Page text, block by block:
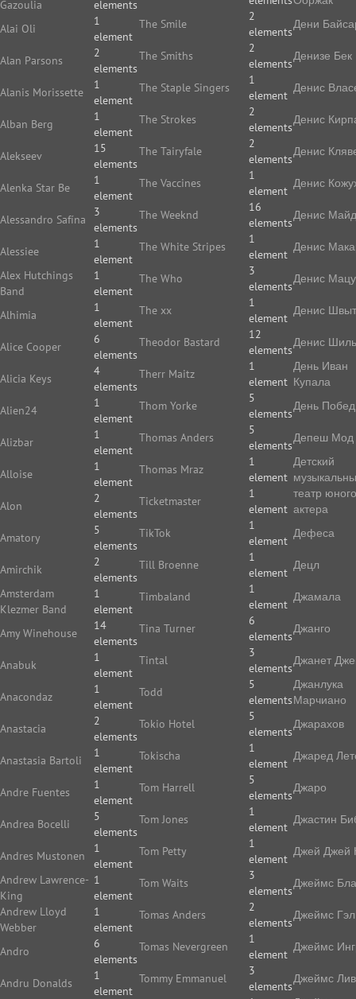
Gazoulia
elements
Alai Oli
1
element
Alan Parsons
2
elements
Alanis Morissette
1
element
Alban Berg
1
element
Alekseev
15
elements
Alenka Star Be
1
element
Alessandro Safína
3
elements
Alessiee
1
element
Alex Hutchings
Band
1
element
Alhimia
1
element
Alice Cooper
6
elements
Alicia Keys
4
elements
Alien24
1
element
Alizbar
1
element
Alloise
1
element
Alon
2
elements
Amatory
5
elements
Amirchik
2
elements
Amsterdam
Klezmer Band
1
element
Amy Winehouse
14
elements
Anabuk
1
element
Anacondaz
1
element
Anastacia
2
elements
Anastasia Bartoli
1
element
Andre Fuentes
1
element
Andrea Bocelli
5
elements
Andres Mustonen
1
element
Andrew Lawrence-
King
1
element
Andrew Lloyd
Webber
1
element
Andro
6
elements
Andru Donalds
1
element
The Smile
2
elements
The Smiths
2
elements
The Staple Singers
1
element
The Strokes
2
elements
The Tairyfale
2
elements
The Vaccines
1
element
The Weeknd
16
elements
The White Stripes
1
element
The Who
3
elements
The xx
1
element
Theodor Bastard
12
elements
Therr Maitz
1
element
Thom Yorke
5
elements
Thomas Anders
5
elements
Thomas Mraz
1
element
Ticketmaster
1
element
TikTok
1
element
Till Broenne
1
element
Timbaland
1
element
Tina Turner
6
elements
Tintal
3
elements
Todd
5
elements
Tokio Hotel
5
elements
Tokischa
1
element
Tom Harrell
5
elements
Tom Jones
1
element
Tom Petty
1
element
Tom Waits
3
elements
Tomas Anders
2
elements
Tomas Nevergreen
1
element
Tommy Emmanuel
3
elements
Дени
Денизе Бек
Денис
Денис
Денис
Денис
Денис
Денис
Денис
Денис
Денис
День Иван
Купала
День
Депеш Мод
Детский
театр юного
актера
Дефеса
Децл
Джамала
Джанго
Джанет
Джанлука
Марчиано
Джарахов
Джаред
Джаро
Джастин
Джей Джей
Джеймс
Джеймс
Джеймс
Джеймс